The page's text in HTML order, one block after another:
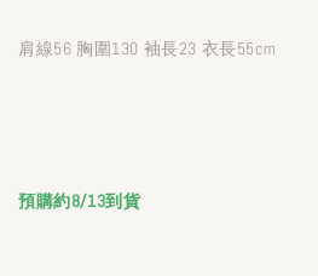
肩線56 胸圍130 袖長23 衣長55cm
預購約8/13到貨